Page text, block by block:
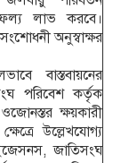
লাভ করবে।
অনুস্বাক্ষর
বাস্তবায়নের
পরিবেশ কর্তৃক
ক্ষয়কারী
উল্লেখযোগ্য
জাতিসংঘ